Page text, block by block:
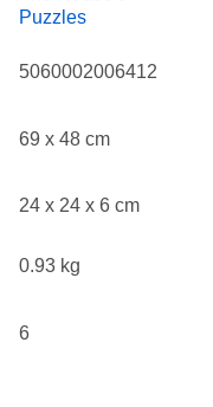
Puzzles
5060002006412
69 x 48 cm
24 x 24 x 6 cm
0.93 kg
6